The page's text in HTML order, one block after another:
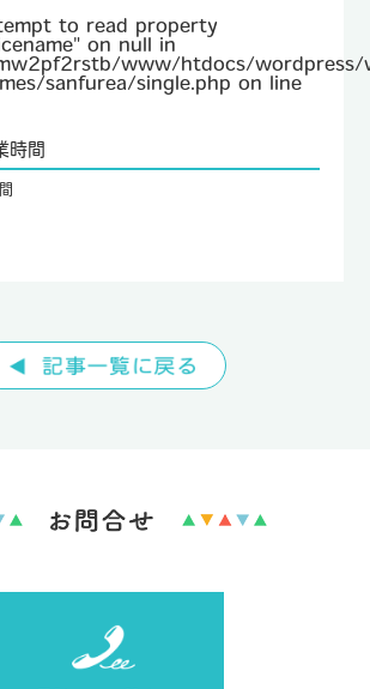
FAX : 096-232-8692
to read property
on null in
www/htdocs/wordpress/
sanfurea/single.php on line
時間